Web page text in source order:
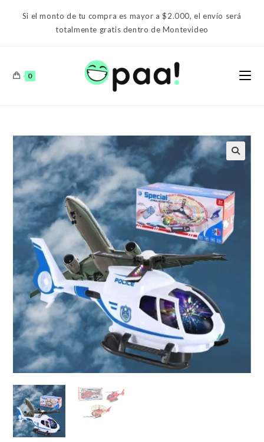
Si el monto de tu compra es mayor a $2.000, el envío será
totalmente gratis dentro de Montevideo
0